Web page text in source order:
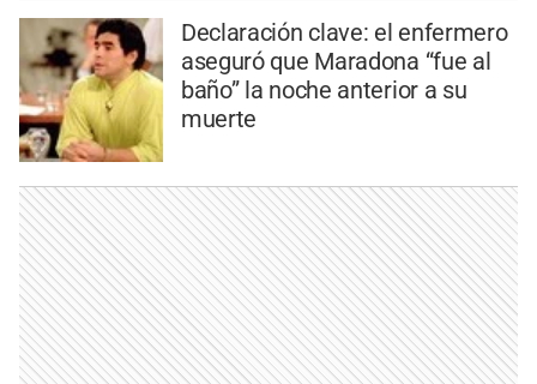
Declaración clave: el enfermero
aseguró que Maradona “fue al
baño” la noche anterior a su
muerte